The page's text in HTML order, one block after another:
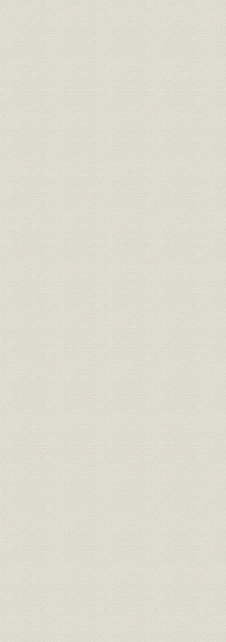
1. 自立化と国産化の進展
2. 業績の推移
第2章 事業の拡大と国産化技術の形成(1914~1931年)
第1節 第1次世界大戦ブームから昭和恐慌
1. 第1次世界大戦ブーム
2. 第3次電話拡張計画のスタート
3. 関東大震災と電話・通信事業の新たな展開
4. 昭和恐慌期の電話事業の展開
第2節 事業の拡大と日本電気の発展戦略
1. 第1次世界大戦時の日本電気
2. 経営管理の強化
3. 中国電気公司の設立
4. 住友との提携
5. WE社との関係
第3節 関東大震災と震災後の経営
1. 関東大震災の発生
2. 自動交換機と放送機の国産化
3. 関東大震災後の経営
4. 国産化奨励のもとでの苦難
第4節 技術開発と技術者
1. 技術者の採用と技術部門の整備
2. 自主研究・開発と成果
第5節 経営状況の推移
1. 販売の伸びと急減
2. 財務構造の特徴
第3章 経営体制の革新と新分野への進出(1932~1937年)
第1節 世界恐慌からの回復
1. 恐慌から景気回復へ
2. 市場環境の変化と通信機工業
第2節 住友への経営委託と積極経営
1. 住友への経営委託